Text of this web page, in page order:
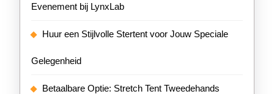
Evenement bij LynxLab
Huur een Stijlvolle Stertent voor Jouw Speciale
Gelegenheid
Betaalbare Optie: Stretch Tent Tweedehands